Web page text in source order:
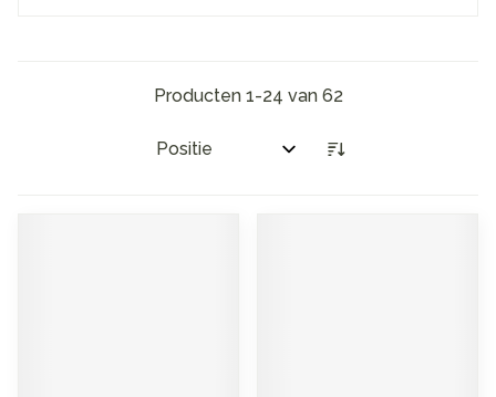
Producten 1-24 van 62
Sorteer op: